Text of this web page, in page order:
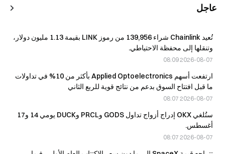
عاجل
تُعيد Chainlink شراء 139,956 من رموز LINK بقيمة 1.13 مليون دولار،
وتنقلها إلى محفظة الاحتياطي.
2026-08-07 08:09
ارتفعت أسهم Applied Optoelectronics بأكثر من 10% في تداولات
ما قبل افتتاح السوق بدعم من نتائج قوية للربع الثاني
2026-08-07 08:07
ستُلغي OKX إدراج أزواج تداول GODS وPRCL وDUCK يومي 14 و17
أغسطس.
2026-08-07 08:07